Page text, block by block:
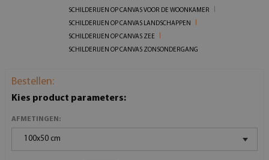
SCHILDERIJEN OP CANVAS VOOR DE WOONKAMER
SCHILDERIJEN OP CANVAS LANDSCHAPPEN
SCHILDERIJEN OP CANVAS ZEE
SCHILDERIJEN OP CANVAS ZONSONDERGANG
Bestellen:
Kies product parameters:
AFMETINGEN:
100x50 cm